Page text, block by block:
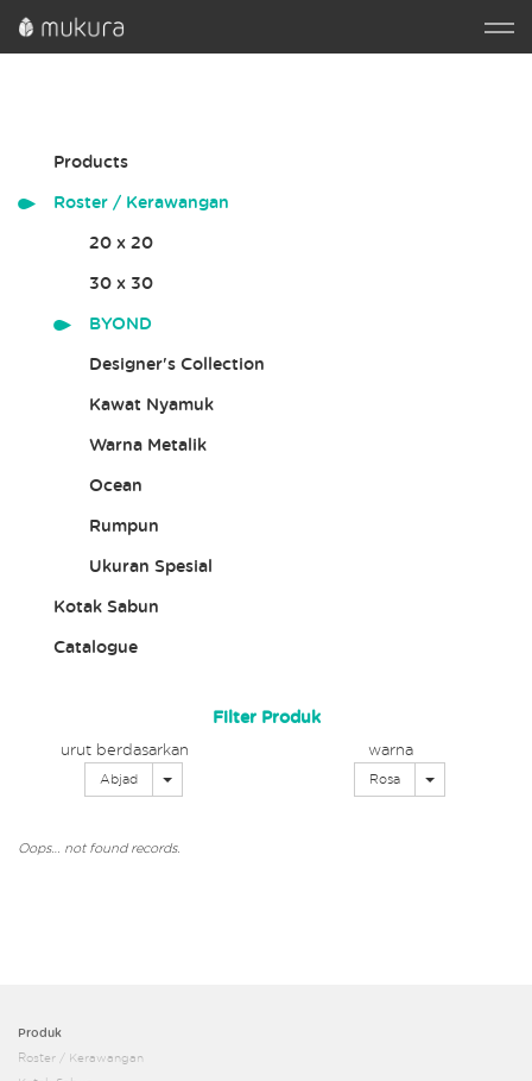
Products
Roster / Kerawangan
20 x 20
30 x 30
BYOND
Designer's Collection
Kawat Nyamuk
Warna Metalik
Ocean
Rumpun
Ukuran Spesial
Kotak Sabun
Catalogue
Filter Produk
urut berdasarkan
Abjad Toggle Dropdown
warna
Rosa Toggle
Oops… not found records.
Produk
Roster / Kerawangan